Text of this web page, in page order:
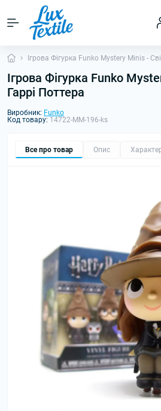
Ігрова Фігурка Funko Mystery Minis -
Ігрова Фігурка Funko
Гаррі Поттера
Виробник: Funko
Код товару: 14722-MM-196-ks
Все про товар Опис